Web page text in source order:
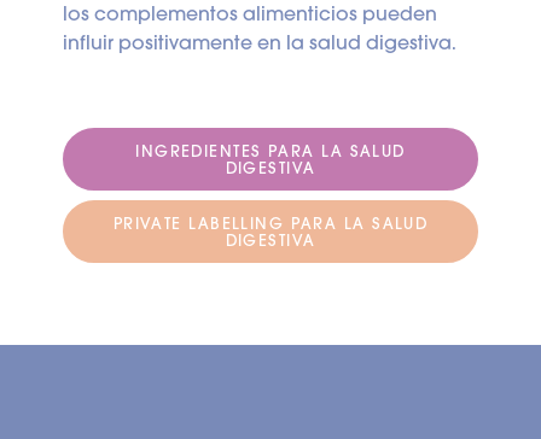
los complementos alimenticios pueden
influir positivamente en la salud digestiva.
INGREDIENTES PARA LA SALUD
DIGESTIVA
PRIVATE LABELLING PARA LA SALUD
DIGESTIVA